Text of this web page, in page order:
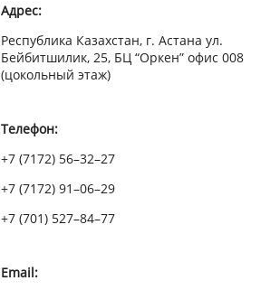
Адрес:
Республика Казахстан, г. Астана ул.
Бейбитшилик, 25, БЦ “Оркен” офис 008
(цокольный этаж)
Телефон:
+7 (7172) 56–32–27
+7 (7172) 91–06–29
+7 (701) 527–84–77
Email: